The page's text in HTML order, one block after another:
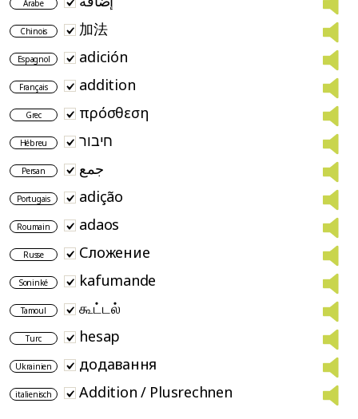
Arabe
Chinois 加法
Espagnol adición
Français addition
Grec πρόσθεση
Hébreu חיבור
Persan جمع
Portugais adição
Roumain adaos
Russe Сложение
Soninké kafumande
Tamoul கூட்டல்
Turc hesap
Ukrainien додавання
italienisch Addition / Plusrechnen